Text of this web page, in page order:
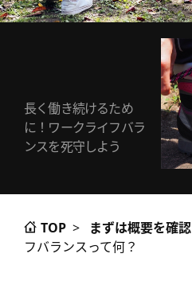
長く働き続けるため
に！ワークライフバラ
ンスを死守しよう
TOP > まずは概要を確認
フバランスって何？